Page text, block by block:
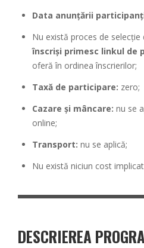
Data anunțării
Nu există proces de
înscriși primesc linkul de
oferă în ordinea înscrierilor;
Taxă de participare: zero;
Cazare și mâncare: nu se
online;
Transport: nu se aplică;
Nu există niciun cost
DESCRIEREA